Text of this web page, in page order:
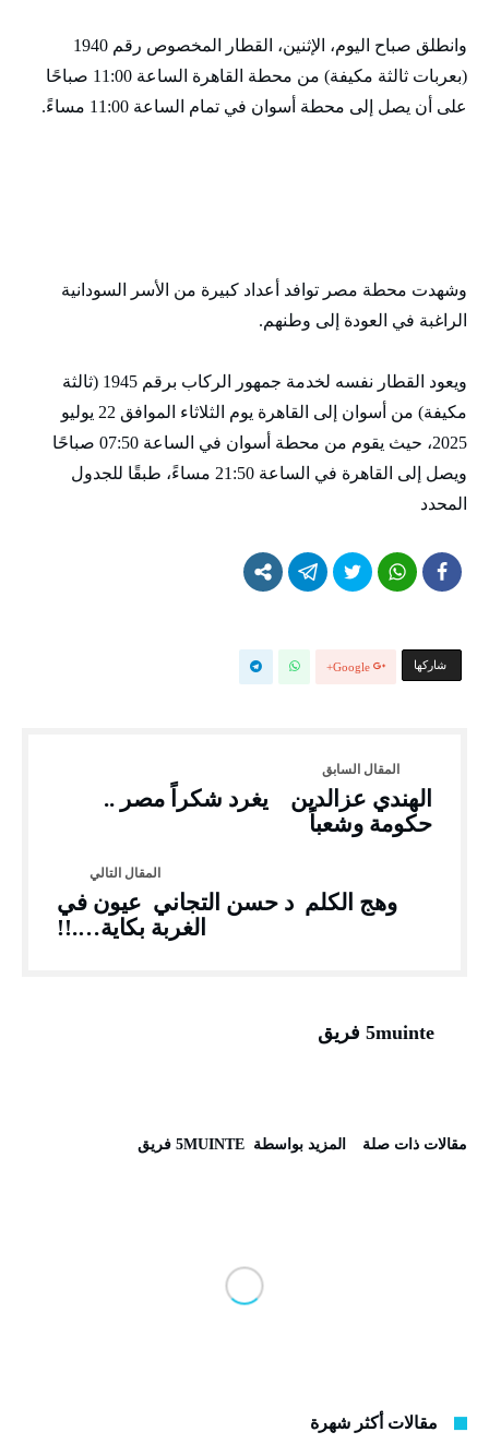
وانطلق صباح اليوم، الإثنين، القطار المخصوص رقم 1940
(بعربات ثالثة مكيفة) من محطة القاهرة الساعة 11:00 صباحًا
على أن يصل إلى محطة أسوان في تمام الساعة 11:00 مساءً.
وشهدت محطة مصر توافد أعداد كبيرة من الأسر السودانية
الراغبة في العودة إلى وطنهم.
ويعود القطار نفسه لخدمة جمهور الركاب برقم 1945 (ثالثة
مكيفة) من أسوان إلى القاهرة يوم الثلاثاء الموافق 22 يوليو
2025، حيث يقوم من محطة أسوان في الساعة 07:50 صباحًا
ويصل إلى القاهرة في الساعة 21:50 مساءً، طبقًا للجدول
المحدد
‫‫ شاركها‬ Google+
الهندي عزالدين يغرد شكراً مصر ..
حكومة وشعباً
وهج الكلم د حسن التجاني عيون في
الغربة بكاية….!!
5muinte فريق
‫مقالات ذات صلة‬ ‫‫المزيد بواسطة‬ ‬ 5MUINTE فريق
مقالات أكثر شهرة